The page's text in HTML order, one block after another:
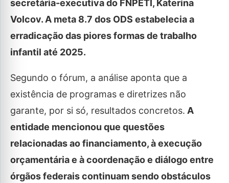
secretária-executiva do FNPETI, Katerina
Volcov. A meta 8.7 dos ODS estabelecia a
erradicação das piores formas de trabalho
infantil até 2025.
Segundo o fórum, a análise aponta que a
existência de programas e diretrizes não
garante, por si só, resultados concretos. A
entidade mencionou que questões
relacionadas ao financiamento, à execução
orçamentária e à coordenação e diálogo entre
órgãos federais continuam sendo obstáculos